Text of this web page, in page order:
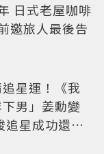
日式老屋咖啡
邀旅人最後告
星運！《我
男」姜勳變
追星成功還偶